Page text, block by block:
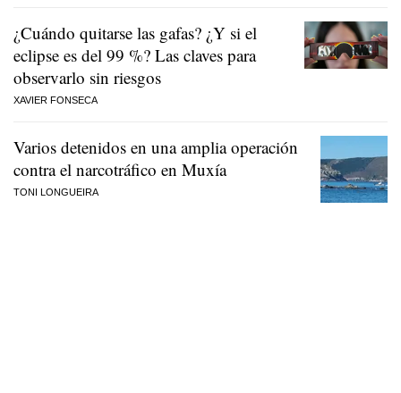
¿Cuándo quitarse las gafas? ¿Y si el
eclipse es del 99 %? Las claves para
observarlo sin riesgos
XAVIER FONSECA
Varios detenidos en una amplia operación
contra el narcotráfico en Muxía
TONI LONGUEIRA